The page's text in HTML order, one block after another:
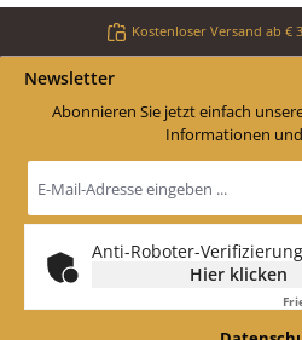
Kostenloser Versand ab €
Newsletter
Abonnieren Sie jetzt einfach
Informationen
Mail-
Adresse
*
Anti-Roboter-Verifizierung
Hier klicken